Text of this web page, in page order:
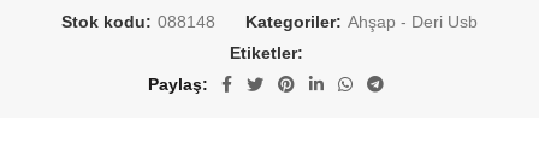
Stok kodu: 088148 Kategoriler: Ahşap - Deri Usb
Etiketler:
Paylaş